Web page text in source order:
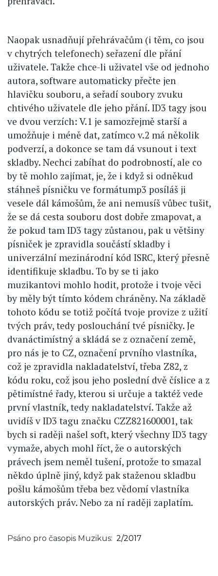
Naopak usnadňují přehrávačům (i těm, co jsou
v chytrých telefonech) seřazení dle přání
uživatele. Takže chce-li uživatel vše od jednoho
autora, software automaticky přečte jen
hlavičku souboru, a seřadí soubory zvuku
chtivého uživatele dle jeho přání. ID3 tagy jsou
ve dvou verzích: V.1 je samozřejmě starší a
umožňuje i méně dat, zatímco v.2 má několik
podverzí, a dokonce se tam dá vsunout i text
skladby. Nechci zabíhat do podrobností, ale co
by tě mohlo zajímat, je, že i když si odněkud
stáhneš písničku ve formátump3 posíláš ji
vesele dál kámošům, že ani nemusíš vůbec tušit,
že se dá cesta souboru dost dobře zmapovat, a
že pokud tam ID3 tagy zůstanou, pak u většiny
písniček je zpravidla součástí skladby i
univerzální mezinárodní kód ISRC, který přesně
identifikuje skladbu. To by se ti jako
muzikantovi mohlo hodit, protože i tvoje věci
by měly být tímto kódem chráněny. Na základě
tohoto kódu se totiž počítá tvoje provize z užití
tvých práv, tedy poslouchání tvé písničky. Je
dvanáctimístný a skládá se z označení země,
pro nás je to CZ, označení prvního vlastníka,
což je zpravidla nakladatelství, třeba Z82, z
kódu roku, což jsou jeho poslední dvě číslice a z
pětimístné řady, kterou si určuje a taktéž vede
první vlastník, tedy nakladatelství. Takže až
uvidíš v ID3 tagu značku CZZ821600001, tak
bych si raději našel soft, který všechny ID3 tagy
vymaže, abych mohl říct, že o autorských
právech jsem neměl tušení, protože to smazal
někdo úplně jiný, když pak staženou skladbu
pošlu kámošům třeba bez vědomí vlastníka
autorských práv. Nebo za ní raději zaplatím.
Psáno pro časopis Muzikus 2/2017